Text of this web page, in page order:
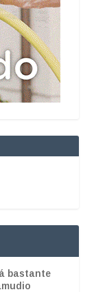
bastante